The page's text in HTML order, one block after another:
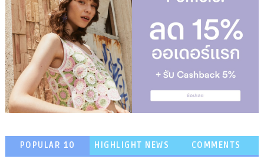
POPULAR 10 HIGHLIGHT NEWS COMMENTS